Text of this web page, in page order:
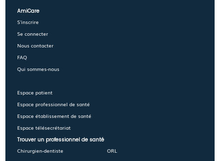
AmiCare
S'inscrire
Se connecter
Nous contacter
FAQ
Qui sommes-nous
Espace patient
Espace professionnel de santé
Espace établissement de santé
Espace télésecrétariat
Trouver un professionnel de santé
Chirurgien-dentiste
ORL